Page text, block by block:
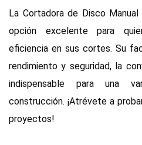
La Cortadora de Disco
opción excelente para
eficiencia en sus cortes. Su
rendimiento y seguridad, la
indispensable para una
construcción. ¡Atrévete a
proyectos!